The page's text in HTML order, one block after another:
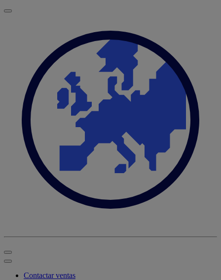
Contactar ventas